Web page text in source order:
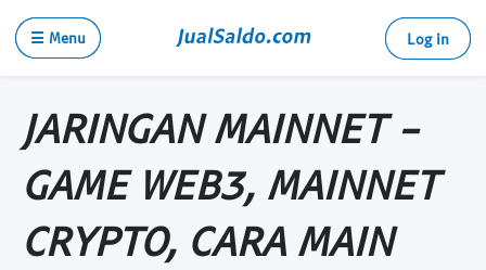
☰ Menu Log in
JARINGAN MAINNET -
GAME WEB3, MAINNET
CRYPTO, CARA MAIN